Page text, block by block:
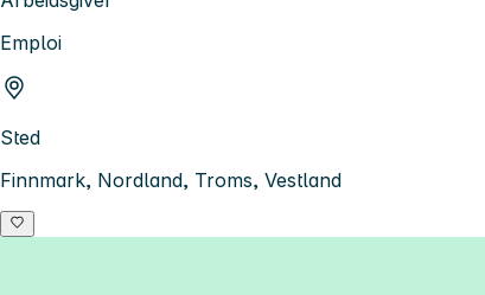
Emploi
Sted
Finnmark, Nordland, Troms, Vestland